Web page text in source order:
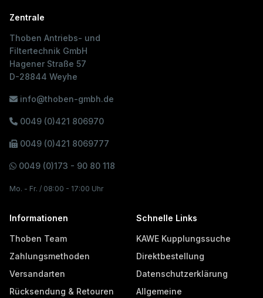
Zentrale
Thoben Antriebs- und
Filtertechnik GmbH
Hagener Straße 57
D-28844 Weyhe
info@thoben-gmbh.de
0049 (0)421 806970
0049 (0)421 8069777
0049 (0)173 - 90 80 118
Mo. - Fr. / 08:00 - 17:00 Uhr
Informationen
Thoben Team
Zahlungsmethoden
Versandarten
Rücksendung & Retouren
Schnelle Links
KAWE Kupplungssuche
Direktbestellung
Datenschutzerklärung
Allgemeine